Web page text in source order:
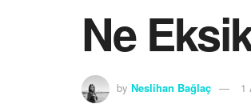
Ne
by Neslihan Bağlaç 1